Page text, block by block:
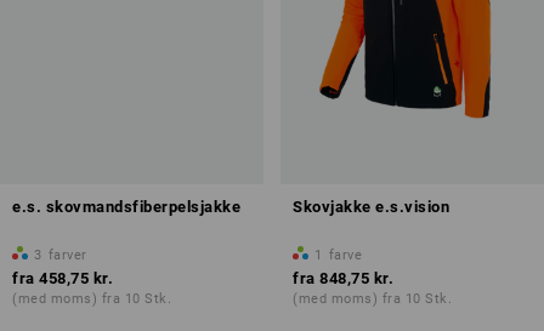
e.s. skovmandsfiberpelsjakke
3 farver
fra 458,75 kr.
(med moms) fra 10 Stk.
Skovjakke e.s.vision
1 farve
fra 848,75 kr.
(med moms) fra 10 Stk.